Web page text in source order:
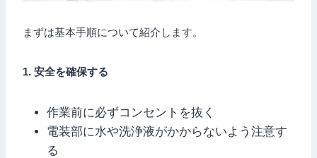
まずは基本手順について紹介します。
1. 安全を確保する
作業前に必ずコンセントを抜く
電装部に水や洗浄液がかからないよう注意す
る